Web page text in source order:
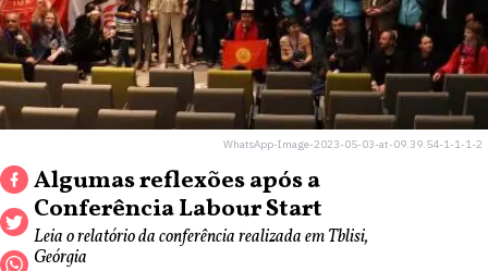
WhatsApp-Image-2023-05-03-at-09.39.54-1-1-1-2
Algumas reflexões após a
Conferência Labour Start
Leia o relatório da conferência realizada em Tblisi,
Geórgia